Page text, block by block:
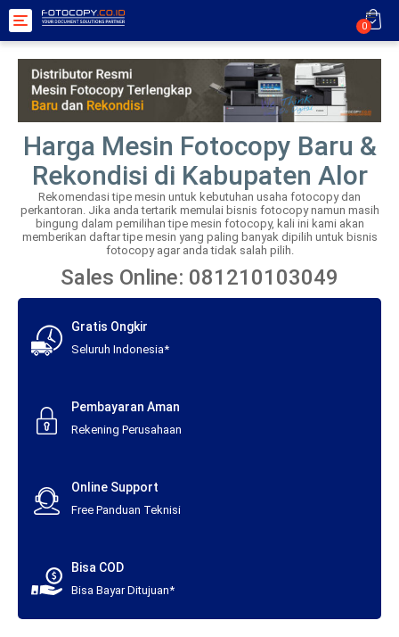
Toggle
navigation
0
Harga Mesin Fotocopy Baru &
Rekondisi di Kabupaten Alor
Rekomendasi tipe mesin untuk kebutuhan usaha fotocopy dan
perkantoran. Jika anda tertarik memulai bisnis fotocopy namun masih
bingung dalam pemilihan tipe mesin fotocopy, kali ini kami akan
memberikan daftar tipe mesin yang paling banyak dipilih untuk bisnis
fotocopy agar anda tidak salah pilih.
Sales Online: 081210103049
Gratis Ongkir
Seluruh Indonesia*
Pembayaran Aman
Rekening Perusahaan
Online Support
Free Panduan Teknisi
Bisa COD
Bisa Bayar Ditujuan*